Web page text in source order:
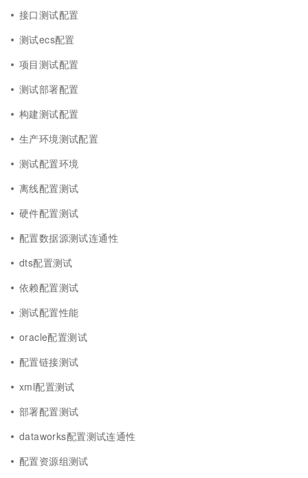
接口测试配置
测试ecs配置
项目测试配置
测试部署配置
构建测试配置
生产环境测试配置
测试配置环境
离线配置测试
硬件配置测试
配置数据源测试连通性
dts配置测试
依赖配置测试
测试配置性能
oracle配置测试
配置链接测试
xml配置测试
部署配置测试
dataworks配置测试连通性
配置资源组测试